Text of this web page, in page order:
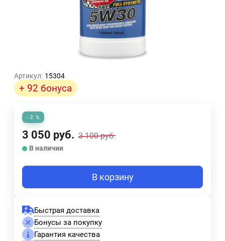
Артикул: 15304
+ 92 бонуса
- 2 %
3 050 руб. 3 100 руб.
В наличии
В корзину
Быстрая доставка
Бонусы за покупку
Гарантия качества